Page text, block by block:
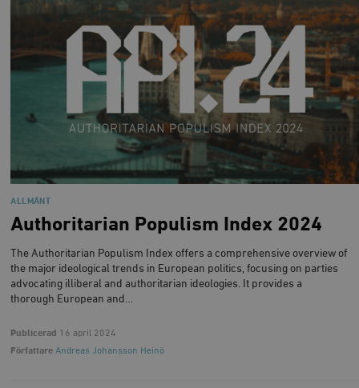
ALLMÄNT
Authoritarian Populism Index 2024
The Authoritarian Populism Index offers a comprehensive overview of
the major ideological trends in European politics, focusing on parties
advocating illiberal and authoritarian ideologies. It provides a
thorough European and…
Publicerad 16 april 2024
Författare Andreas Johansson Heinö